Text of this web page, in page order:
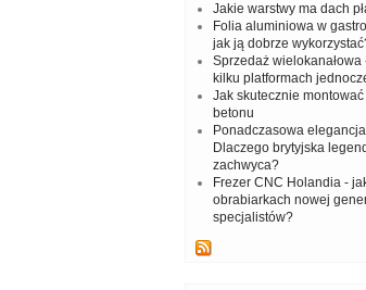
Jakie warstwy ma dach
Folia aluminiowa w
jak ją dobrze
Sprzedaż
kilku platformach
Jak skutecznie
betonu
Ponadczasowa
Dlaczego brytyjska
zachwyca?
Frezer CNC Holandia -
obrabiarkach nowej
specjalistów?